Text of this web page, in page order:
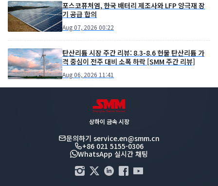
포스코퓨처엠, 한국 배터리 제조사와 LFP 양극재 장
기 공급 합의
Aug 07, 2026 00:22
탄산리튬 시장 주간 리뷰: 8.3-8.6 현물 탄산리튬 가
격 중심이 전주 대비 소폭 하락 [SMM 주간 리뷰]
Aug 06, 2026 11:41
상하이 금속 시장
문의하기 service.en@smm.cn
+86 021 5155-0306
WhatsApp 실시간 채팅